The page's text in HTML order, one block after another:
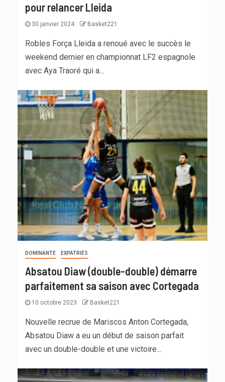
pour relancer Lleida
30 janvier 2024 Basket221
Robles Força Lleida a renoué avec le succès le
weekend dernier en championnat LF2 espagnole
avec Aya Traoré qui a...
DOMINANTE EXPATRIÉS
Absatou Diaw (double-double) démarre
parfaitement sa saison avec Cortegada
10 octobre 2023 Basket221
Nouvelle recrue de Mariscos Anton Cortegada,
Absatou Diaw a eu un début de saison parfait
avec un double-double et une victoire...